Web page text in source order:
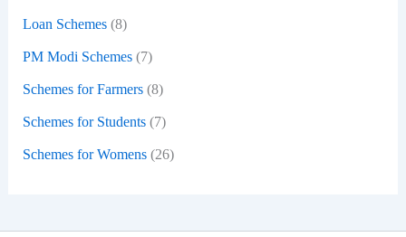
Loan Schemes(8)
PM Modi Schemes(7)
Schemes for Farmers(8)
Schemes for Students(7)
Schemes for Womens(26)